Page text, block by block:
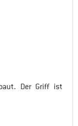
Der Griff ist